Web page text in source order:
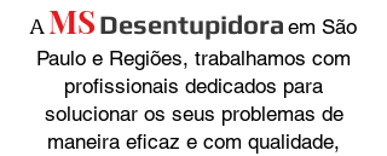
AMSDesentupidora em São
Paulo e Regiões, trabalhamos com
profissionais dedicados para
solucionar os seus problemas de
maneira eficaz e com qualidade,